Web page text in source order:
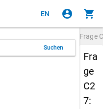
EN account_circle shopping_cart
Suchen
Frage
Fra
ge
C2
7: